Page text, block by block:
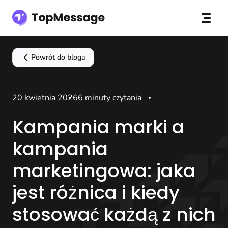
Powrót do bloga
20 kwietnia 20266 minuty czytania
Kampania marki a
kampania
marketingowa: jaka
jest różnica i kiedy
stosować każdą z nich